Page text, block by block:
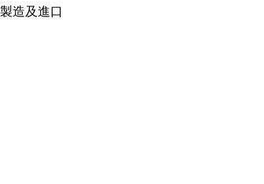
造及進口